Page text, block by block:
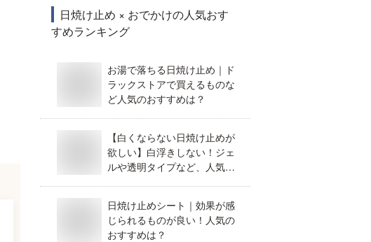
日焼け止め × おでかけの人気おす
すめランキング
お湯で落ちる日焼け止め｜ド
ラックストアで買えるものな
ど人気のおすすめは？
【白くならない日焼け止めが
欲しい】白浮きしない！ジェ
ルや透明タイプなど、人気の
日焼け止めシート｜効果が感
じられるものが良い！人気の
おすすめは？